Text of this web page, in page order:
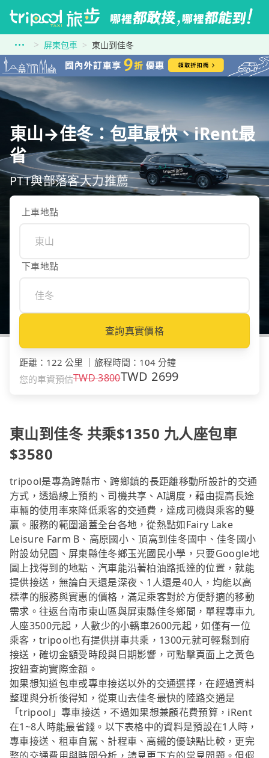
屏東包車 東山到佳冬
東山→佳冬：包車最快、iRent最
省
PTT與部落客大力推薦
上車地點
下車地點
查詢真實價格
距離 ： 122 公里 旅程時間 ： 104 分鐘
您的車資預估TWD3800TWD 2699
東山到佳冬 共乘$1350 九人座包車
$3580
tripool是專為跨縣市、跨鄉鎮的長距離移動所設計的交通
方式，透過線上預約、司機共享、AI調度，藉由提高長途
車輛的使用率來降低乘客的交通費，達成司機與乘客的雙
贏。服務的範圍涵蓋全台各地，從熱點如Fairy Lake
Leisure Farm B、高原國小、頂窩到佳冬國中、佳冬國小
附設幼兒園、屏東縣佳冬鄉玉光國民小學，只要Google地
圖上找得到的地點、汽車能沿著柏油路抵達的位置，就能
提供接送，無論白天還是深夜、1人還是40人，均能以高
標準的服務與實惠的價格，滿足乘客對於方便舒適的移動
需求。往返台南市東山區與屏東縣佳冬鄉間，單程專車九
人座3500元起，人數少的小轎車2600元起，如僅有一位
乘客，tripool也有提供拼車共乘，1300元就可輕鬆到府
接送，確切金額受時段與日期影響，可點擊頁面上之黃色
按鈕查詢實際金額。
如果想知道包車或專車接送以外的交通選擇，在經過資料
整理與分析後得知，從東山去佳冬最快的陸路交通是
「tripool」專車接送，不過如果想兼顧花費預算，iRent
在1~8人時能最省錢。以下表格中的資料是預設在1人時，
專車接送、租車自駕、計程車、高鐵的優缺點比較，更完